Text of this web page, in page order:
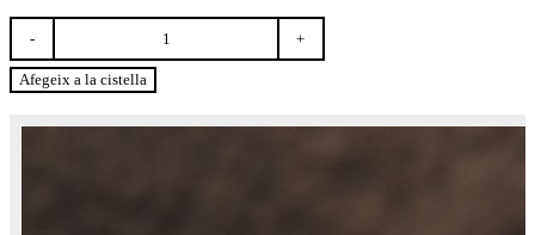
quantitat
Totes
les
parlen
Afegeix a la cistella